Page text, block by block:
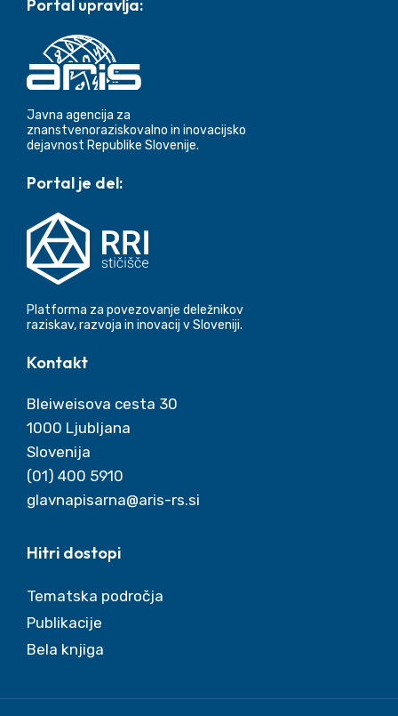
Portal upravlja:
Javna agencija za
znanstvenoraziskovalno in inovacijsko
dejavnost Republike Slovenije.
Portal je del:
Platforma za povezovanje deležnikov
raziskav, razvoja in inovacij v Sloveniji.
Kontakt
Bleiweisova cesta 30
1000 Ljubljana
Slovenija
Telefon
(01) 400 5910
Elektronski naslov
Hitri dostopi
Tematska področja
Publikacije
Bela knjiga